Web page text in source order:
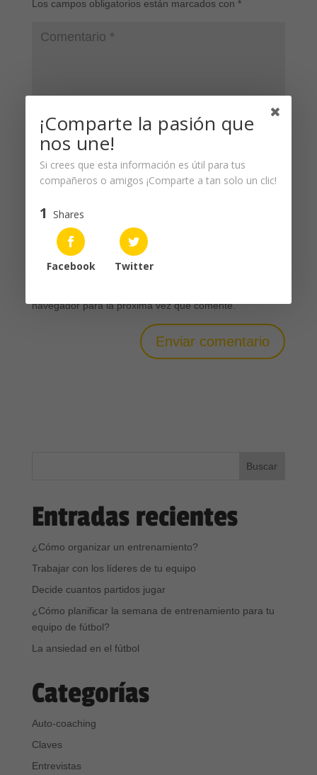
Los campos obligatorios están marcados con *
navegador para la próxima vez que comente.
Entradas recientes
¿Cómo organizar un entrenamiento?
Trabajar con los líderes de tu equipo
Decide cuantos partidos jugar
¿Cómo planificar la semana de entrenamiento para tu
equipo de fútbol?
La ansiedad en el fútbol
Categorías
Auto-coaching
Claves
Entrevistas
¡Comparte la pasión que
nos une!
Si crees que esta información es útil para tus
compañeros o amigos ¡Comparte a tan solo un clic!
1 Shares
Facebook Twitter